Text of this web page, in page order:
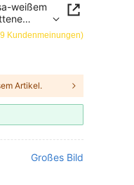
weißem
Kundenmeinungen)
Artikel.
Großes Bild